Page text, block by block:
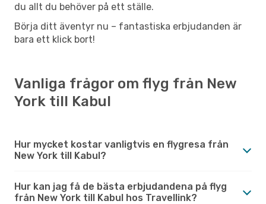
du allt du behöver på ett ställe.
Börja ditt äventyr nu – fantastiska erbjudanden är
bara ett klick bort!
Vanliga frågor om flyg från New
York till Kabul
Hur mycket kostar vanligtvis en flygresa från
New York till Kabul?
Hur kan jag få de bästa erbjudandena på flyg
från New York till Kabul hos Travellink?